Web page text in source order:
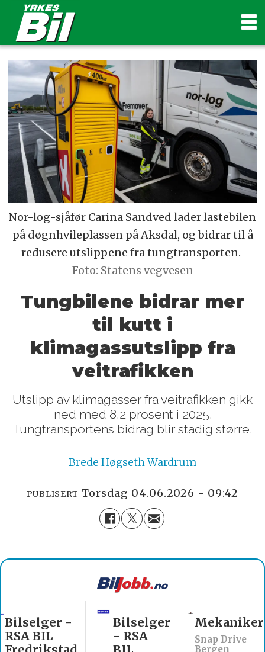
Nor-log-sjåfør Carina Sandved lader lastebilen
på døgnhvileplassen på Aksdal, og bidrar til å
redusere utslippene fra tungtransporten.
Foto: Statens vegvesen
Tungbilene bidrar mer
til kutt i
klimagassutslipp fra
veitrafikken
Utslipp av klimagasser fra veitrafikken gikk
ned med 8,2 prosent i 2025.
Tungtransportens bidrag blir stadig større.
Brede Høgseth Wardrum
PUBLISERT torsdag 04.06.2026 - 09:42
Bilselger
- RSA
Snap Drive
Bergen
Mekaniker
Billakkerer
søkes til